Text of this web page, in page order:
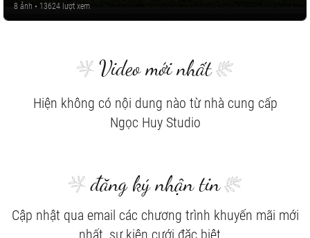
8 ảnh • 13624 lượt xem
Video mới nhất
Hiện không có nội dung nào từ nhà cung cấp
Ngọc Huy Studio
đăng ký nhận tin
Cập nhật qua email các chương trình khuyến mãi mới
nhất, sự kiện cưới đặc biệt...